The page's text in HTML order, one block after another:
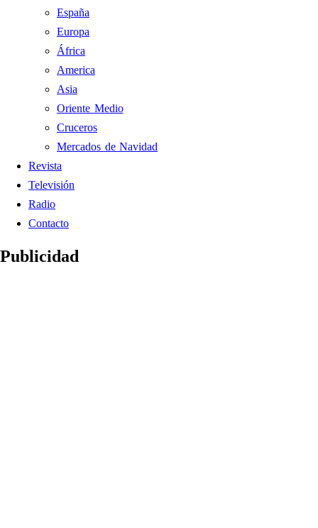
España
Europa
África
America
Asia
Oriente Medio
Cruceros
Mercados de Navidad
Revista
Televisión
Radio
Contacto
Publicidad